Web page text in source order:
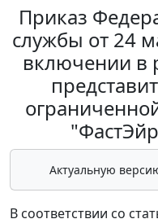
Приказ
службы от 24
включении в
Актуальную
В соответствии со